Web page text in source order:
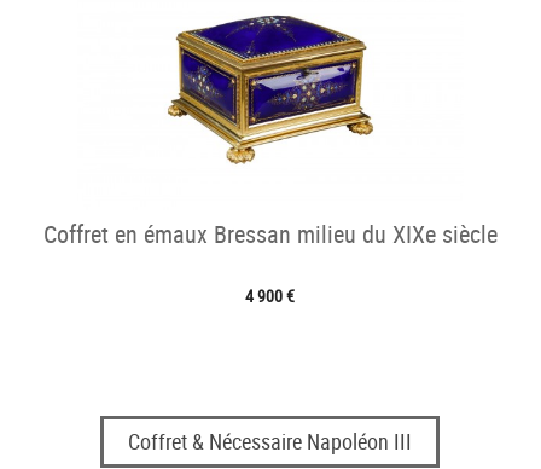
Coffret en émaux Bressan milieu du XIXe siècle
4 900 €
Coffret & Nécessaire Napoléon III